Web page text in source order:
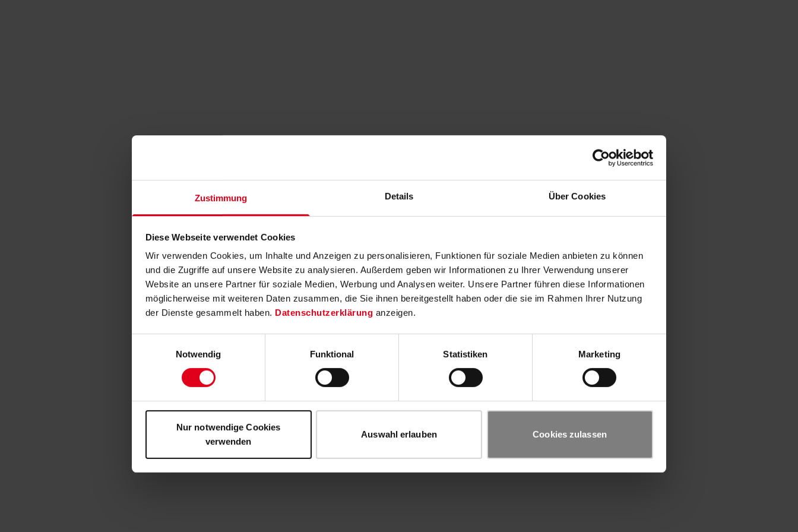
Zustimmung Details Über Cookies
Diese Webseite verwendet Cookies
Wir verwenden Cookies, um Inhalte und Anzeigen zu personalisieren, Funktionen für soziale Medien anbieten zu können
und die Zugriffe auf unsere Website zu analysieren. Außerdem geben wir Informationen zu Ihrer Verwendung unserer
Website an unsere Partner für soziale Medien, Werbung und Analysen weiter. Unsere Partner führen diese Informationen
möglicherweise mit weiteren Daten zusammen, die Sie ihnen bereitgestellt haben oder die sie im Rahmen Ihrer Nutzung
der Dienste gesammelt haben. Datenschutzerklärung anzeigen.
Notwendig
Funktional Statistiken Marketing
Nur notwendige Cookies
verwenden
Auswahl erlauben Cookies zulassen